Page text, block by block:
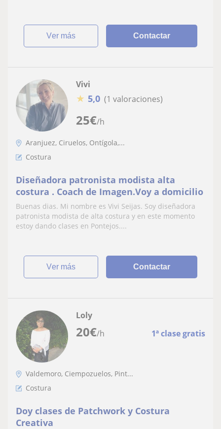
ver más Contactar
25€/h
Vivi
★ 5,0 (1 valoraciones)
Aranjuez, Ciruelos, Ontígola,...
Costura
Diseñadora patronista modista alta
costura . Coach de Imagen.Voy a domicilio
Buenas dias. Mi nombre es Vivi Seijas. Soy diseñadora
patronista modista de alta costura y en este momento
estoy dando clases en Pontejos....
ver más Contactar
20€/h 1ª clase gratis
Loly
Valdemoro, Ciempozuelos, Pint...
Costura
Doy clases de Patchwork y Costura
Creativa